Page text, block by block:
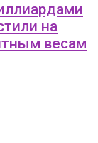
на
весам